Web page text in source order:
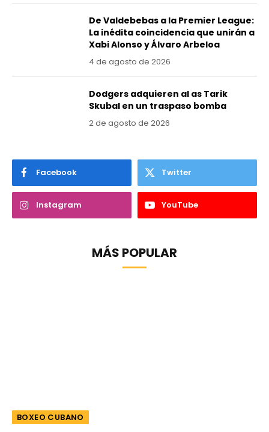
De Valdebebas a la Premier League:
La inédita coincidencia que unirán a
Xabi Alonso y Álvaro Arbeloa
4 de agosto de 2026
Dodgers adquieren al as Tarik
Skubal en un traspaso bomba
2 de agosto de 2026
Facebook Twitter
Instagram YouTube
MÁS POPULAR
BOXEO CUBANO